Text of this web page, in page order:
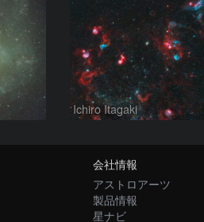
Ichiro Itagaki
会社情報
アストロアーツ
製品情報
星ナビ